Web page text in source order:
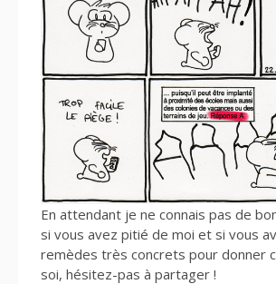
En attendant je ne connais pas de
si vous avez pitié de moi et si vous
remèdes très concrets pour donner
soi, hésitez-pas à partager !